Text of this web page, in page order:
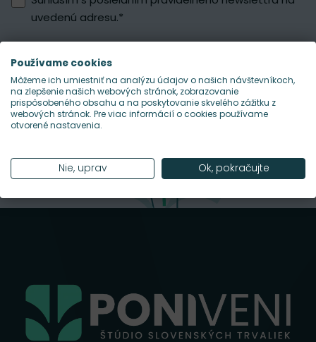
uvedenú adresu.*
Používame cookies
Môžeme ich umiestniť na analýzu údajov o našich návštevníkoch,
na zlepšenie našich webových stránok, zobrazovanie
prispôsobeného obsahu a na poskytovanie skvelého zážitku z
webových stránok. Pre viac informácií o cookies používame
otvorené nastavenia.
Nie, uprav Ok, pokračujte